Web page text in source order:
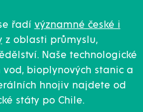
řadí významné české i
z oblasti průmyslu,
Naše technologické
bioplynových stanic a
hnojiv najdete od
státy po Chile.